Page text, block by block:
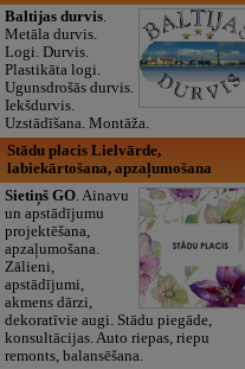
Baltijas durvis.
Metāla durvis.
Logi. Durvis.
Plastikāta logi.
Ugunsdrošās durvis.
Iekšdurvis.
Uzstādīšana. Montāža.
Stādu placis Lielvārde,
labiekārtošana, apzaļumošana
Sietiņš GO. Ainavu
un apstādījumu
projektēšana,
apzaļumošana.
Zālieni,
apstādījumi,
akmens dārzi,
dekoratīvie augi. Stādu piegāde,
konsultācijas. Auto riepas, riepu
remonts, balansēšana.